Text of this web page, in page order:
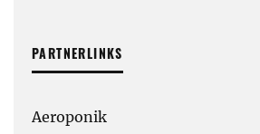
PARTNERLINKS
Aeroponik